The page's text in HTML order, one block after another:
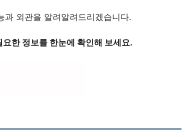
과 외관을 알려알려드리겠습니다.
한 정보를 한눈에 확인해 보세요.